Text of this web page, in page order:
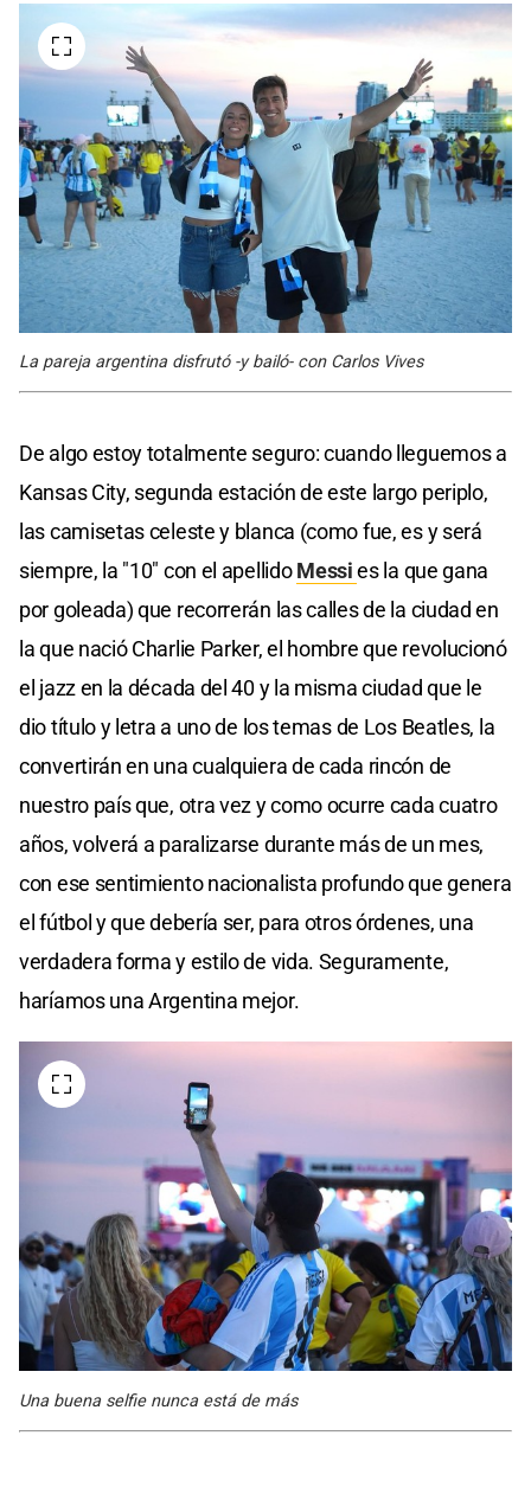
La pareja argentina disfrutó -y bailó- con Carlos Vives
De algo estoy totalmente seguro: cuando lleguemos a
Kansas City, segunda estación de este largo periplo,
las camisetas celeste y blanca (como fue, es y será
siempre, la "10" con el apellidoMessies la que gana
por goleada) que recorrerán las calles de la ciudad en
la que nació Charlie Parker, el hombre que revolucionó
el jazz en la década del 40 y la misma ciudad que le
dio título y letra a uno de los temas de Los Beatles, la
convertirán en una cualquiera de cada rincón de
nuestro país que, otra vez y como ocurre cada cuatro
años, volverá a paralizarse durante más de un mes,
con ese sentimiento nacionalista profundo que genera
el fútbol y que debería ser, para otros órdenes, una
verdadera forma y estilo de vida. Seguramente,
haríamos una Argentina mejor.
Una buena selfie nunca está de más